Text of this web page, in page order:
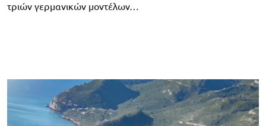
τριών γερμανικών μοντέλων…